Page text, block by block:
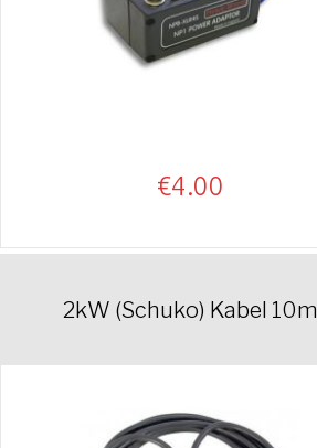
€4.00
2kW (Schuko) Kabel 10m